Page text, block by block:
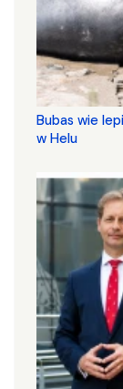
Bubas wie
w Helu